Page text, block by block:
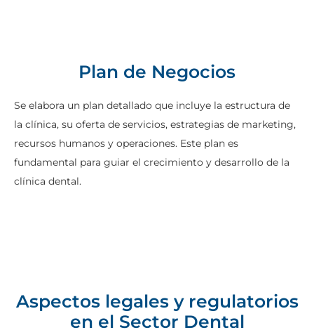
Plan de Negocios
Se elabora un plan detallado que incluye la estructura de
la clínica, su oferta de servicios, estrategias de marketing,
recursos humanos y operaciones. Este plan es
fundamental para guiar el crecimiento y desarrollo de la
clínica dental.
Aspectos legales y regulatorios
en el Sector Dental